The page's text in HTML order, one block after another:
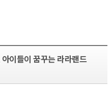
이들이 꿈꾸는 라라랜드